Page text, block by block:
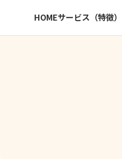
HOMEサービス（特徴）